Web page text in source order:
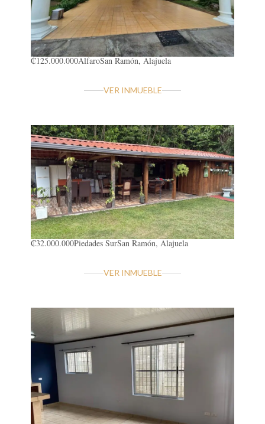
₡125.000.000AlfaroSan Ramón, Alajuela
VER INMUEBLE
₡32.000.000Piedades SurSan Ramón, Alajuela
VER INMUEBLE